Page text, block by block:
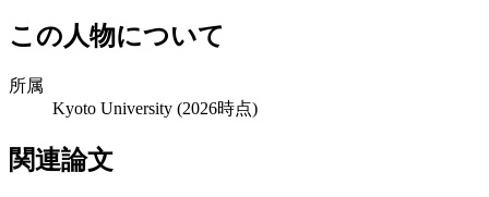
この人物について
所属
Kyoto University (2026時点)
関連論文